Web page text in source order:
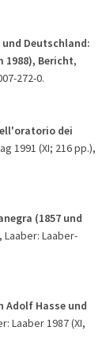
Deutschland:
1988), Bericht,
272-0.
dei
1991 (XI; 216 pp.),
(1857 und
, Laaber: Laaber-
Adolf Hasse und
Laaber 1987 (XI,